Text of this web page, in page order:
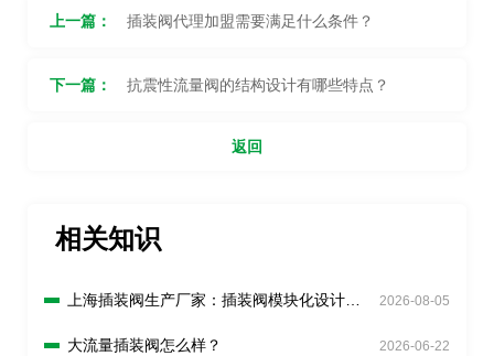
上一篇： 插装阀代理加盟需要满足什么条件？
下一篇： 抗震性流量阀的结构设计有哪些特点？
返回
相关知识
上海插装阀生产厂家：插装阀模块化设计有
2026-08-05
大流量插装阀怎么样？ 2026-06-22